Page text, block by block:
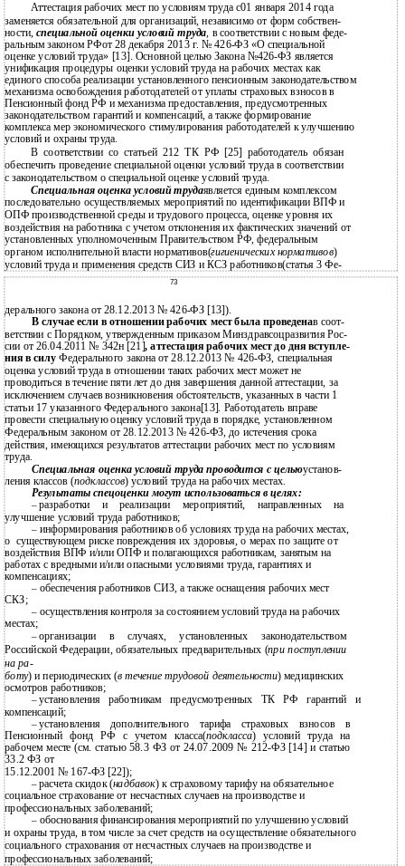
Аттестация рабочих мест по условиям труда с01 января 2014 года
заменяется обязательной для организаций, независимо от форм собствен-
ности, специальной оценки условий труда, в соответствии с новым феде-
ральным законом РФот 28 декабря 2013 г. № 426-ФЗ «О специальной
оценке условий труда» [13]. Основной целью Закона №426-ФЗ является
унификация процедуры оценки условий труда на рабочих местах как
единого способа реализации установленного пенсионным законодательством
механизма освобождения работодателей от уплаты страховых взносов в
Пенсионный фонд РФ и механизма предоставления, предусмотренных
законодательством гарантий и компенсаций, а также формирование
комплекса мер экономического стимулирования работодателей к улучшению
условий и охраны труда.
В соответствии со статьей 212 ТК РФ [25] работодатель обязан
обеспечить проведение специальной оценки условий труда в соответствии
с законодательством о специальной оценке условий труда.
Специальная оценка условий трудаявляется единым комплексом
последовательно осуществляемых мероприятий по идентификации ВПФ и
ОПФ производственной среды и трудового процесса, оценке уровня их
воздействия на работника с учетом отклонения их фактических значений от
установленных уполномоченным Правительством РФ, федеральным
органом исполнительной власти нормативов(гигиенических нормативов)
условий труда и применения средств СИЗ и КСЗ работников(статья 3 Фе-
73
дерального закона от 28.12.2013 № 426-ФЗ [13]).
В случае если в отношении рабочих мест была проведенав соот-
ветствии с Порядком, утвержденным приказом Минздравсоцразвития Рос-
сии от 26.04.2011 № 342н [21], аттестация рабочих мест до дня вступле-
ния в силуФедерального закона от 28.12.2013 № 426-ФЗ, специальная
оценка условий труда в отношении таких рабочих мест может не
проводиться в течение пяти лет до дня завершения данной аттестации, за
исключением случаев возникновения обстоятельств, указанных в части 1
статьи 17 указанного Федерального закона[13]. Работодатель вправе
провести специальную оценку условий труда в порядке, установленном
Федеральным законом от 28.12.2013 № 426-ФЗ, до истечения срока
действия, имеющихся результатов аттестации рабочих мест по условиям
труда.
Специальная оценка условий труда проводится с цельюустанов-
ления классов (подклассов) условий труда на рабочих местах.
Результаты спецоценки могут использоваться в целях:
–разработки и реализации мероприятий, направленных на
улучшение условий труда работников;
– информирования работников об условиях труда на рабочих местах,
о существующем риске повреждения их здоровья, о мерах по защите от
воздействия ВПФ и/или ОПФ и полагающихся работникам, занятым на
работах с вредными и/или опасными условиями труда, гарантиях и
компенсациях;
– обеспечения работников СИЗ, а также оснащения рабочих мест
СКЗ;
– осуществления контроля за состоянием условий труда на рабочих
местах;
– организации в случаях, установленных законодательством
Российской Федерации, обязательных предварительных (при поступлении
на ра-
боту) и периодических (в течение трудовой деятельности) медицинских
осмотров работников;
–установления работникам предусмотренных ТК РФ гарантий и
компенсаций;
– установления дополнительного тарифа страховых взносов в
Пенсионный фонд РФ с учетом класса(подкласса) условий труда на
рабочем месте (см. статью 58.3 ФЗ от 24.07.2009 № 212-ФЗ [14] и статью
33.2 ФЗ от
15.12.2001 № 167-ФЗ [22]);
– расчета скидок (надбавок) к страховому тарифу на обязательное
социальное страхование от несчастных случаев на производстве и
профессиональных заболеваний;
– обоснования финансирования мероприятий по улучшению условий
и охраны труда, в том числе за счет средств на осуществление обязательного
социального страхования от несчастных случаев на производстве и
профессиональных заболеваний;